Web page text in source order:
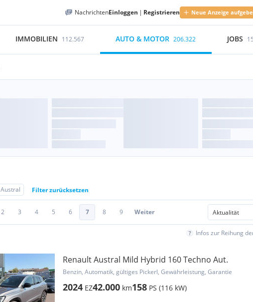
NachrichtenEinloggen | Registrieren Neue Anzeige
IMMOBILIEN 112.567 AUTO & MOTOR 206.322 JOBS
Austral Filter zurücksetzen
2 3 4 5 6 7 8 9 Weiter
Infos zur Reihung
Renault Austral Mild Hybrid 160 Techno Aut.
Benzin, Automatik, gültiges Pickerl, Gewährleistung, Garantie
2024 EZ42.000 km158 PS (116 kW)